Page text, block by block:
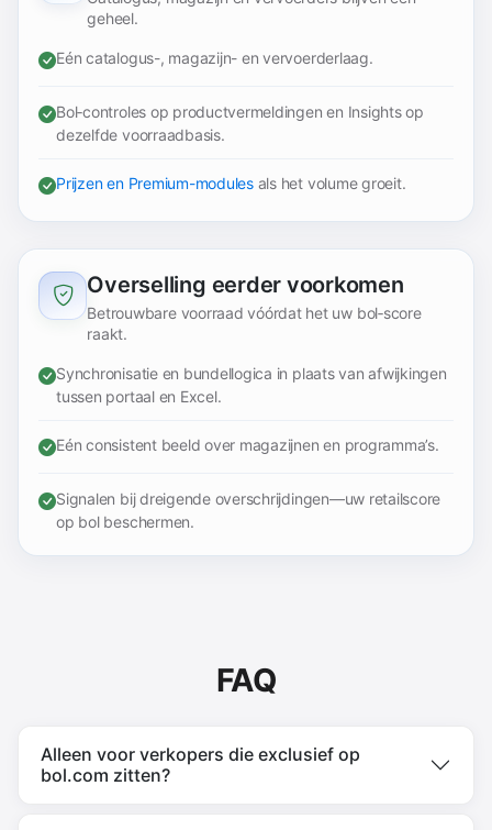
geheel.
Eén catalogus-, magazijn- en vervoerderlaag.
Bol‑controles op productvermeldingen en Insights op
dezelfde voorraadbasis.
Prijzen en Premium-modulesals het volume groeit.
Overselling eerder voorkomen
Betrouwbare voorraad vóórdat het uw bol‑score
raakt.
Synchronisatie en bundellogica in plaats van afwijkingen
tussen portaal en Excel.
Eén consistent beeld over magazijnen en programma’s.
Signalen bij dreigende overschrijdingen—uw retailscore
op bol beschermen.
FAQ
Alleen voor verkopers die exclusief op
bol.com zitten?